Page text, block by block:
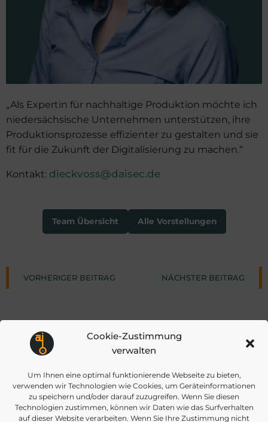
Cookie-Zustimmung
verwalten
Um Ihnen eine optimal funktionierende Webseite zu bieten,
verwenden wir Technologien wie Cookies, um Geräteinformationen
zu speichern und/oder darauf zuzugreifen. Wenn Sie diesen
Technologien zustimmen, können wir Daten wie das Surfverhalten
auf dieser Website verarbeiten. Wenn Sie Ihre Zustimmung nicht
„Als Expertin für nachhaltige Produktion möchte ich
niedersächsische Unternehmen unterstützen, ihre
Produktionsprozesse effizienter zu gestalten und sie
fit für die Zukunft der Digitalisierung zu machen.“
Kontakt: dieckvoss@daisec.de
Team Übersicht Alle Vorstellungen
Post
navigation
VORHERIGER BEITRAG
Post
NÄCHSTER BEITRAG
Appelstr. 4
30167 Hannover
info@daisec.de
Kontakt aufnehmen